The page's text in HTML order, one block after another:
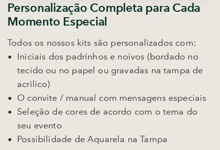
Personalização Completa para Cada
Momento Especial
Todos os nossos kits são personalizados com:
Iniciais dos padrinhos e noivos (bordado no
tecido ou no papel ou gravadas na tampa de
acrilico)
O convite / manual com mensagens especiais
Seleção de cores de acordo com o tema do
seu evento
Possibilidade de Aquarela na Tampa